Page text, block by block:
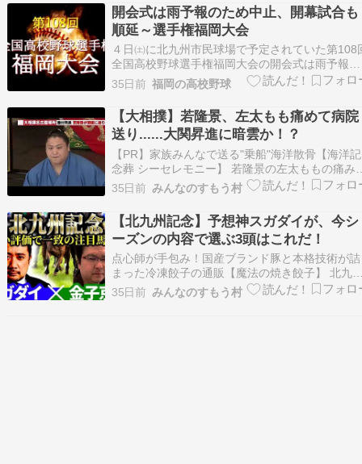
ヒット・フィルダースチョイスで満塁とすると、
そこから2者連続の押し出し。更には山口選手
開会式は雨予報のため中止、開幕試合も
順延～選手権福岡大会
４日㈯に北九州市民球場で予定されていた第108
全国高校野球選手権福岡大会の開会式は雨予報を
受けて中止となり、開会式のあとに同球場で予定
されていた開幕試合（小倉西―小倉商）も順延と
なりました。福岡県高校野球連盟が３日㈮にホー
ムページなどで発表しました。 開会式の中止は
年ぶり。順…
35日前 福岡の高校野球
【大相撲】若隆景、左太もも痛めて病院
送り......大関昇進に暗雲か！？
【PR】家族みんなで送る"乗船"海洋散骨【海洋記
念葬 シーセレモニー】 若隆景の左太ももの痛み
心配ですね。大関昇進を目指す中での痛みは、心
身共に辛いものがあると思います。特に稽古を休
むことで、技術の向上や体力の維持が難しくなる
可能性も考えられます。しかし、無理をして悪化
させるよ…
35日前 みんなのすもう村
【北九州記念】予想神スガダイが、今シ
ーズンの内容で選ぶ3頭はこれだ！
点心師が手包み！国産ブランド豚と本格技術が詰
まった冷凍餃子の通販【魔法の焼き餃子】 北九
記念に関するスガダイ氏の予想では、今シーズン
の内容が良好な馬を中心に据えるという考え方
35日前 みんなのすもう村